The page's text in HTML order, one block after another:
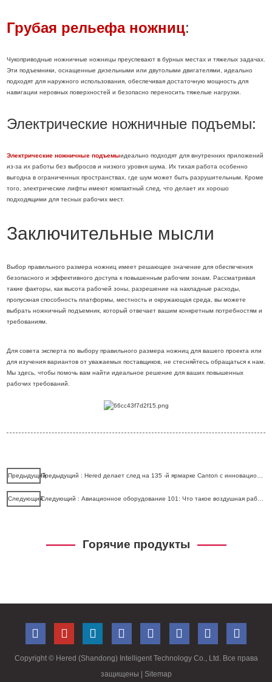
Грубая рельефа ножниц:
Чукоприводные ножничные ножницы преуспевают в бурных местах и ​​тяжелых задачах.
Эти подъемники, оснащенные дизельными или двутолыми двигателями, идеально
подходят для наружного использования, обеспечивая достаточную мощность для
навигации неровных поверхностей и безопасно переносить тяжелые нагрузки.
Электрические ножничные подъемы:
Электрические ножничные подъемыидеально подходят для внутренних приложений
из-за их работы без выбросов и низкого уровня шума. Их тихая работа особенно
выгодна в ограниченных пространствах, где шум может быть разрушительным. Кроме
того, электрические лифты имеют компактный след, что делает их хорошо
подходящими для тесных рабочих мест.
Заключительные мысли
Выбор правильного размера ножниц имеет решающее значение для обеспечения
безопасного и эффективного доступа к повышенным рабочим зонам. Рассматривая
такие факторы, как высота рабочей зоны, разрешение на накладные расходы,
пропускная способность платформы, местность и окружающая среда, вы можете
выбрать ножничный подъемник, который отвечает вашим конкретным потребностям и
требованиям.
Для совета эксперта по выбору правильного размера ножниц для вашего проекта или
для изучения вариантов от уважаемых поставщиков, не стесняйтесь обращаться к нам.
Мы здесь, чтобы помочь вам найти идеальное решение для ваших повышенных
рабочих требований.
ПредыдущийПредыдущий : Hered делает след на 135 -й ярмарке Canton с инновационными модулями лифта
СледующийСледующий : Авиационное оборудование 101: Что такое воздушная рабочая платформа?
Горячие продукты
Copyright © Hered (Shandong) Intelligent Technology Co., Ltd. Все права
защищены | Sitemap